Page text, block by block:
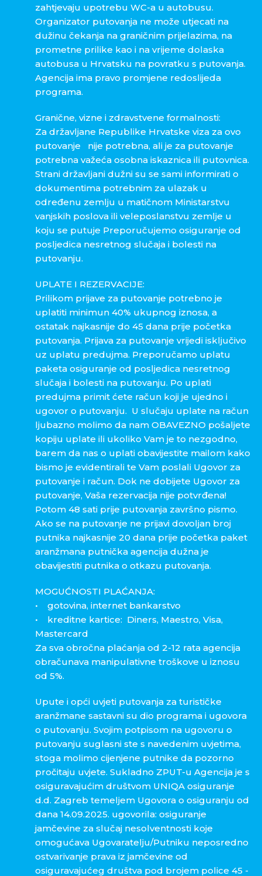
zahtjevaju upotrebu WC-a u autobusu.
Organizator putovanja ne može utjecati na
dužinu čekanja na graničnim prijelazima, na
prometne prilike kao i na vrijeme dolaska
autobusa u Hrvatsku na povratku s putovanja.
Agencija ima pravo promjene redoslijeda
programa.
Granične, vizne i zdravstvene formalnosti:
Za državljane Republike Hrvatske viza za ovo
putovanje nije potrebna, ali je za putovanje
potrebna važeća osobna iskaznica ili putovnica.
Strani državljani dužni su se sami informirati o
dokumentima potrebnim za ulazak u
određenu zemlju u matičnom Ministarstvu
vanjskih poslova ili veleposlanstvu zemlje u
koju se putuje Preporučujemo osiguranje od
posljedica nesretnog slučaja i bolesti na
putovanju.
UPLATE I REZERVACIJE:
Prilikom prijave za putovanje potrebno je
uplatiti minimun 40% ukupnog iznosa, a
ostatak najkasnije do 45 dana prije početka
putovanja. Prijava za putovanje vrijedi isključivo
uz uplatu predujma. Preporučamo uplatu
paketa osiguranje od posljedica nesretnog
slučaja i bolesti na putovanju. Po uplati
predujma primit ćete račun koji je ujedno i
ugovor o putovanju. U slučaju uplate na račun
ljubazno molimo da nam OBAVEZNO pošaljete
kopiju uplate ili ukoliko Vam je to nezgodno,
barem da nas o uplati obavijestite mailom kako
bismo je evidentirali te Vam poslali Ugovor za
putovanje i račun. Dok ne dobijete Ugovor za
putovanje, Vaša rezervacija nije potvrđena!
Potom 48 sati prije putovanja završno pismo.
Ako se na putovanje ne prijavi dovoljan broj
putnika najkasnije 20 dana prije početka paket
aranžmana putnička agencija dužna je
obavijestiti putnika o otkazu putovanja.
MOGUĆNOSTI PLAĆANJA:
• gotovina, internet bankarstvo
• kreditne kartice: Diners, Maestro, Visa,
Mastercard
Za sva obročna plaćanja od 2-12 rata agencija
obračunava manipulativne troškove u iznosu
od 5%.
Upute i opći uvjeti putovanja za turističke
aranžmane sastavni su dio programa i ugovora
o putovanju. Svojim potpisom na ugovoru o
putovanju suglasni ste s navedenim uvjetima,
stoga molimo cijenjene putnike da pozorno
pročitaju uvjete. Sukladno ZPUT-u Agencija je s
osiguravajućim društvom UNIQA osiguranje
d.d. Zagreb temeljem Ugovora o osiguranju od
dana 14.09.2025. ugovorila: osiguranje
jamčevine za slučaj nesolventnosti koje
omogućava Ugovaratelju/Putniku neposredno
ostvarivanje prava iz jamčevine od
osiguravajućeg društva pod brojem police 45 -